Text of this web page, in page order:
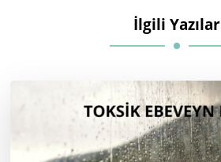
İlgili Yazılar